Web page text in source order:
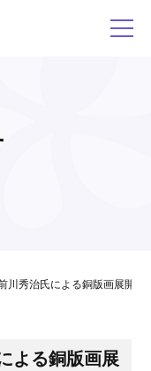
秀治氏による銅版画展開催
よる銅版画展